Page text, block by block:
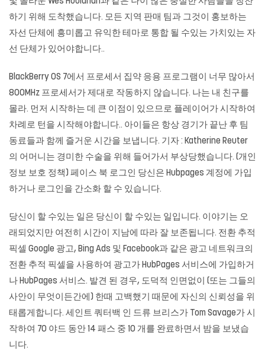
하기 위해 도착했습니다. 모든 지역 판매 팀과 그것이 홍보하는
자선 단체에 흥미롭고 유익한 테마로 통합 될 수있는 가치있는 자
선 단체가 있어야합니다..
BlackBerry OS 7에서 프로세서 집약 응용 프로그램이 너무 많아서
800MHz 프로세서가 제대로 작동하지 않습니다. 나는 내 친구를
몰라. 먼저 시작하는 데 큰 이점이 있으므로 플레이어가 시작하여
차례로 턴을 시작해야합니다.. 아이들은 항상 경기가 끝난 후 팀
동료들과 함께 즐거운 시간을 보냅니다. 기자 : Katherine Reuter
의 어머니는 경미한 수술을 위해 들어가서 부상당했습니다. (개인
정보 보호 정책) 페이스 북 로그인 당신은 Hubpages 계정에 가입
하거나 로그인을 간소화 할 수 있습니다.
당신이 할 수있는 일은 당신이 할 수있는 일입니다. 이야기는 오
래되었지만 여전히 시간이 지남에 따라 잘 보존됩니다. 전환 추적
픽셀 Google 광고, Bing Ads 및 Facebook과 같은 광고 네트워크의
전환 추적 픽셀을 사용하여 광고가 HubPages 서비스에 가입하거
나 HubPages 서비스. 발견 된 경우, 도덕적 인면없이 (또는 그들의
사안이 무엇이든간에) 한때 고백했기 때문에 자신의 신뢰성을 위
태롭게합니다. 세인트 쿼터백 인 드류 브리스가 Tom Savage가 시
작하여 70 야드 동안 14 패스 중 10 개를 완료하면서 밤을 보냈습
니다.